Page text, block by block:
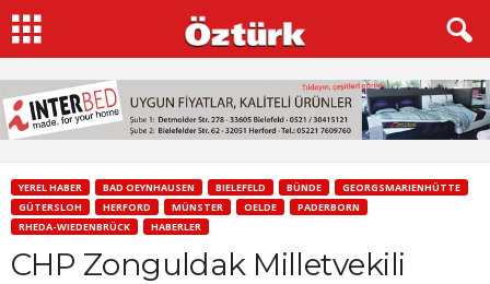
YEREL HABER BAD OEYNHAUSEN BIELEFELD BÜNDE
GEORGSMARIENHÜTTE
GÜTERSLOH
HERFORD MÜNSTER OELDE
PADERBORN
RHEDA-WIEDENBRÜCK
HABERLER
CHP Zonguldak Milletvekili